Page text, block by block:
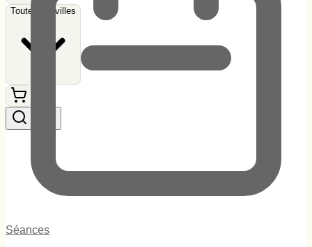
Toutes les villes
Séances